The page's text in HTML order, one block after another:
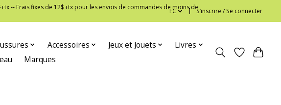
-- Frais fixes de 12$+tx pour les envois de commandes de moins de
FC S’inscrire / Se connecter
Accessoires Jeux et Jouets
Livres
Marques